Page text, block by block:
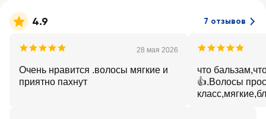
4.9 7 отзывов
28 мая 2026
Очень нравится .волосы мягкие и
приятно пахнут
что
👍.Волосы